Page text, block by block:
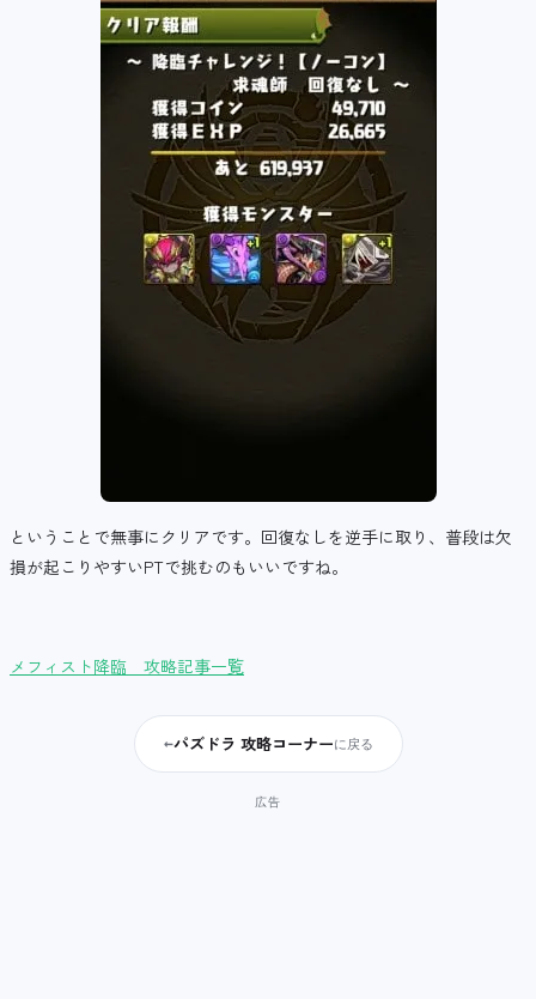
ということで無事にクリアです。回復なしを逆手に取り、普段は欠
損が起こりやすいPTで挑むのもいいですね。
メフィスト降臨 攻略記事一覧
←パズドラ 攻略コーナーに戻る